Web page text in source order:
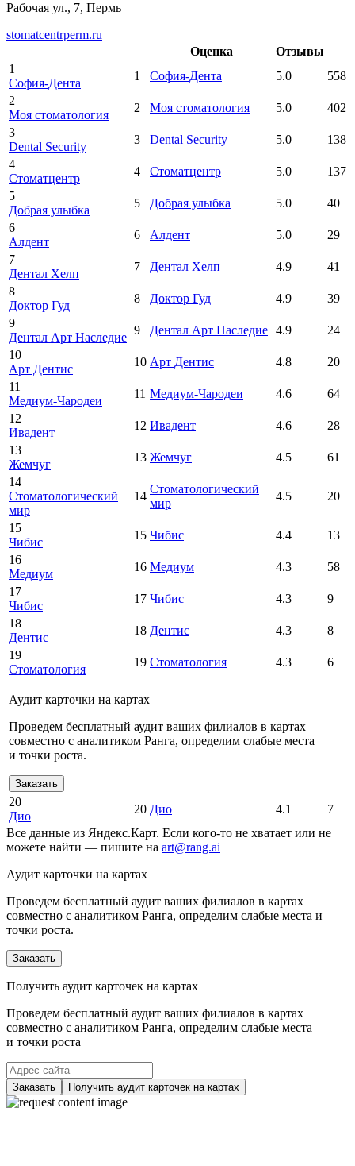
Рабочая ул., 7, Пермь
stomatcentrperm.ru
Оценка
Отзывы
1
София-Дента
1 София-Дента 5.0
558
2
Моя стоматология
2 Моя стоматология 5.0
402
3
Dental Security
3 Dental Security 5.0
138
4
Стоматцентр
4 Стоматцентр 5.0
137
5
Добрая улыбка
5 Добрая улыбка 5.0
40
6
Алдент
6 Алдент 5.0
29
7
Дентал Хелп
7 Дентал Хелп 4.9
41
8
Доктор Гуд
8 Доктор Гуд 4.9
39
9
Дентал Арт Наследие
9 Дентал Арт Наследие 4.9
24
10
Арт Дентис
10 Арт Дентис 4.8
20
11
Медиум-Чародеи
11 Медиум-Чародеи 4.6
64
12
Ивадент
12 Ивадент 4.6
28
13
Жемчуг
13 Жемчуг 4.5
61
14
Стоматологический
мир
14
Стоматологический
мир
4.5 20
15
Чибис
15 Чибис 4.4
13
16
Медиум
16 Медиум 4.3
58
17
Чибис
17 Чибис 4.3
9
18
Дентис
18 Дентис 4.3
8
19
Стоматология
19 Стоматология 4.3 6
Аудит карточки на картах
Проведем бесплатный аудит ваших филиалов в картах
совместно с аналитиком Ранга, определим слабые места
и точки роста.
Заказать
20
Дио
20 Дио 4.1
7
Все данные из Яндекс.Карт. Если кого-то не хватает или не
можете найти — пишите на art@rang.ai
Аудит карточки на картах
Проведем бесплатный аудит ваших филиалов в картах
совместно с аналитиком Ранга, определим слабые места и
точки роста.
Заказать
Получить аудит карточек на картах
Проведем бесплатный аудит ваших филиалов в картах
совместно с аналитиком Ранга, определим слабые места
и точки роста
Заказать Получить аудит карточек на картах